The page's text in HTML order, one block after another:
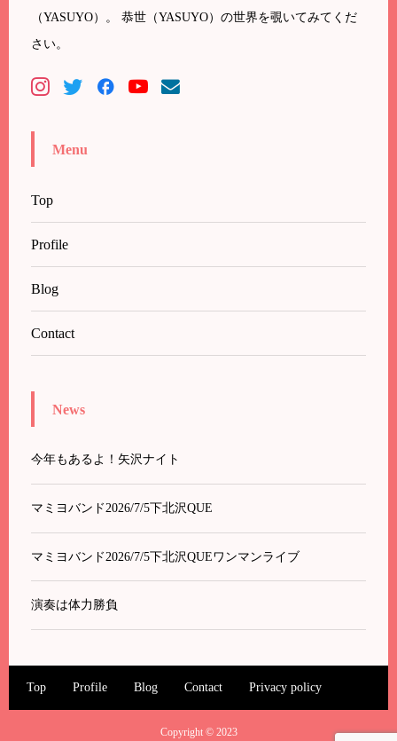
（YASUYO）。 恭世（YASUYO）の世界を覗いてみてくだ
さい。
Menu
Top
Profile
Blog
Contact
News
今年もあるよ！矢沢ナイト
マミヨバンド2026/7/5下北沢QUE
マミヨバンド2026/7/5下北沢QUEワンマンライブ
演奏は体力勝負
Top Profile Blog Contact Privacy policy
Copyright © 2023